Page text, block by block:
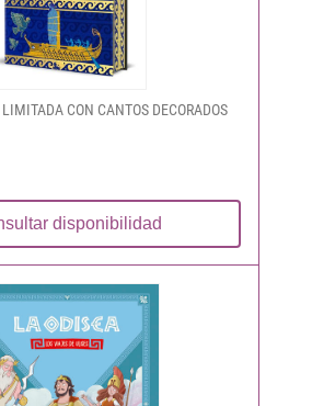
CON CANTOS DECORADOS
disponibilidad